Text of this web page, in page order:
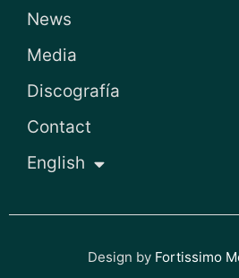
News
Media
Discografía
Contact
English
Design by Fortissimo